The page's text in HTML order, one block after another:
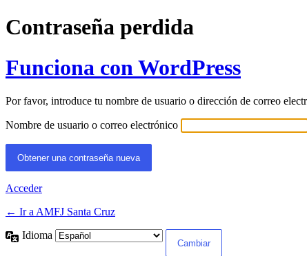
Contraseña perdida
Funciona con WordPress
Por favor, introduce tu nombre de usuario o dirección de correo
Nombre de usuario o correo electrónico
Acceder
← Ir a AMFJ Santa Cruz
Idioma